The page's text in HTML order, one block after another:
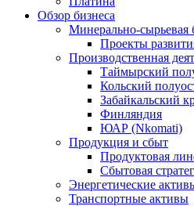
Обзор бизнеса
Минерально-сырьевая
Проекты
Производственная
Таймырский
Кольский
Забайкальский
Финляндия
ЮАР (Nkomati)
Продукция и сбыт
Продуктовая
Сбытовая
Энергетические
Транспортные активы